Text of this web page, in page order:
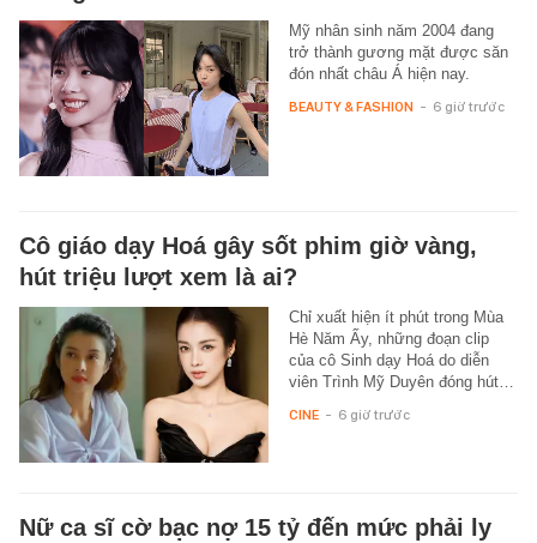
Mỹ nhân sinh năm 2004 đang
trở thành gương mặt được săn
đón nhất châu Á hiện nay.
BEAUTY & FASHION - 6 giờ trước
Cô giáo dạy Hoá gây sốt phim giờ vàng,
hút triệu lượt xem là ai?
Chỉ xuất hiện ít phút trong Mùa
Hè Năm Ấy, những đoạn clip
của cô Sinh dạy Hoá do diễn
viên Trình Mỹ Duyên đóng hút…
CINE - 6 giờ trước
Nữ ca sĩ cờ bạc nợ 15 tỷ đến mức phải ly